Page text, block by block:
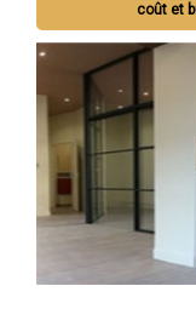
coût et